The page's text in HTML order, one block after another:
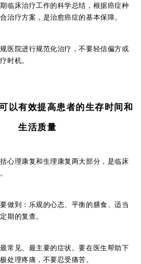
临床治疗工作的科学总结，根据癌症种
治疗方案，是治愈癌症的基本保障。
医院进行规范化治疗，不要轻信偏方或
时机。
以有效提高患者的生存时间和
生活质量
心理康复和生理康复两大部分，是临床
做到：乐观的心态、平衡的膳食、适当
期的复查。
常见、最主要的症状。要在医生帮助下
处理疼痛，不要忍受痛苦。